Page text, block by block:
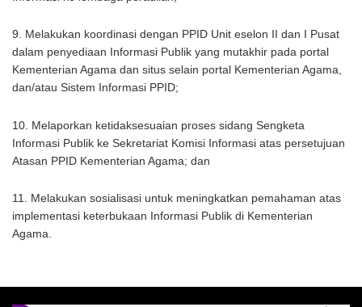
9. Melakukan koordinasi dengan PPID Unit eselon II dan I Pusat
dalam penyediaan Informasi Publik yang mutakhir pada portal
Kementerian Agama dan situs selain portal Kementerian Agama,
dan/atau Sistem Informasi PPID;
10. Melaporkan ketidaksesuaian proses sidang Sengketa
Informasi Publik ke Sekretariat Komisi Informasi atas persetujuan
Atasan PPID Kementerian Agama; dan
11. Melakukan sosialisasi untuk meningkatkan pemahaman atas
implementasi keterbukaan Informasi Publik di Kementerian
Agama.